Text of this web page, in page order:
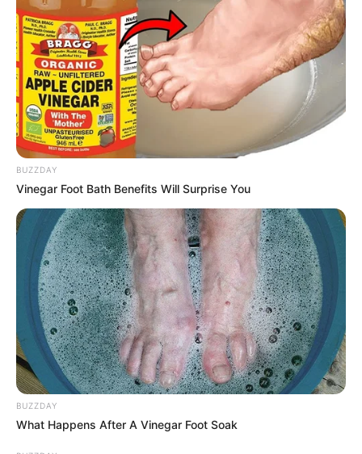
(foto: Instagram/suzu.hirose.official)
5. Mendengarkan musik dari walkman dan kaset
BUZZDAY
Vinegar Foot Bath Benefits Will Surprise You
BUZZDAY
What Happens After A Vinegar Foot Soak